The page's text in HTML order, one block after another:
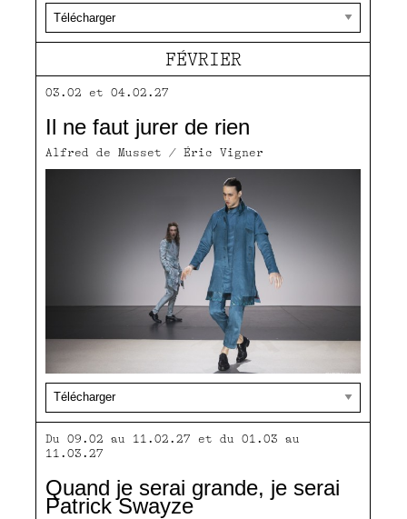
FÉVRIER
03.02 et 04.02.27
Il ne faut jurer de rien
Alfred de Musset / Éric Vigner
Du 09.02 au 11.02.27 et du 01.03 au
11.03.27
Quand je serai grande, je serai
Patrick Swayze